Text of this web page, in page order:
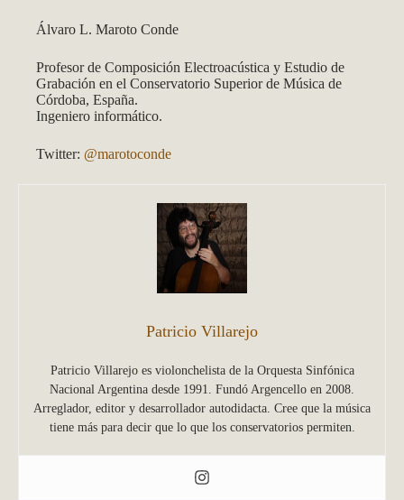
Álvaro L. Maroto Conde
Profesor de Composición Electroacústica y Estudio de
Grabación en el Conservatorio Superior de Música de
Córdoba, España.
Ingeniero informático.
Twitter: @marotoconde
Patricio Villarejo
Patricio Villarejo es violonchelista de la Orquesta Sinfónica
Nacional Argentina desde 1991. Fundó Argencello en 2008.
Arreglador, editor y desarrollador autodidacta. Cree que la música
tiene más para decir que lo que los conservatorios permiten.